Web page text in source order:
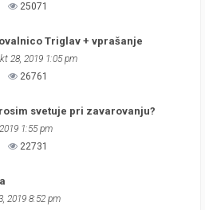
25071
Triglav + vprašanje
28, 2019 1:05 pm
26761
svetuje pri zavarovanju?
1:55 pm
22731
2019 8:52 pm